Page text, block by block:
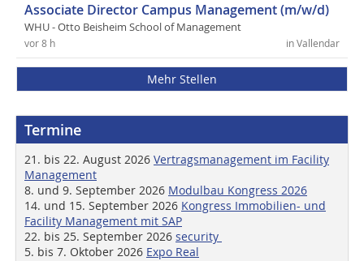
Associate Director Campus Management (m/w/d)
WHU - Otto Beisheim School of Management
in Vallendar
vor 8 h
Mehr Stellen
Termine
21. bis 22. August 2026 Vertragsmanagement im Facility
Management
8. und 9. September 2026 Modulbau Kongress 2026
14. und 15. September 2026 Kongress Immobilien- und
Facility Management mit SAP
22. bis 25. September 2026 security
5. bis 7. Oktober 2026 Expo Real